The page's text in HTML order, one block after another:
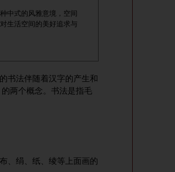
中式的风雅意境，空间
生活空间的美好追求与
法伴随着汉字的产生和
两个概念。书法是指毛
绢、纸、绫等上面画的